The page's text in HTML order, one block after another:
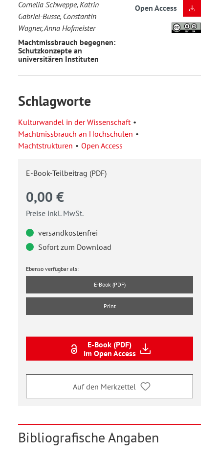
Cornelia Schweppe, Katrin
Gabriel-Busse, Constantin
Wagner, Anna Hofmeister
Machtmissbrauch begegnen:
Schutzkonzepte an
universitären Instituten
Open Access
Schlagworte
Kulturwandel in der Wissenschaft
Machtmissbrauch an Hochschulen
Machtstrukturen
Open Access
E-Book-Teilbeitrag (PDF)
0,00 €
Preise inkl. MwSt.
versandkostenfrei
Sofort zum Download
Ebenso verfügbar als:
E-Book (PDF)
Print
E-Book (PDF)
im Open Access
Auf den Merkzettel
Bibliografische Angaben